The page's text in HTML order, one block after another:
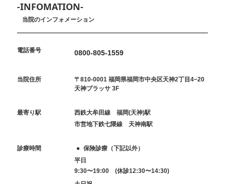
-INFOMATION-
当院のインフォメーション
電話番号 0800-805-1559
当院住所
〒810-0001 福岡県福岡市中央区天神2丁目4−20
天神プラッサ 3F
最寄り駅
西鉄大牟田線 福岡(天神)駅
市営地下鉄七隈線 天神南駅
診療時間
保険診療（下記以外）
平日
9:30〜19:00 (休診12:30〜14:30)